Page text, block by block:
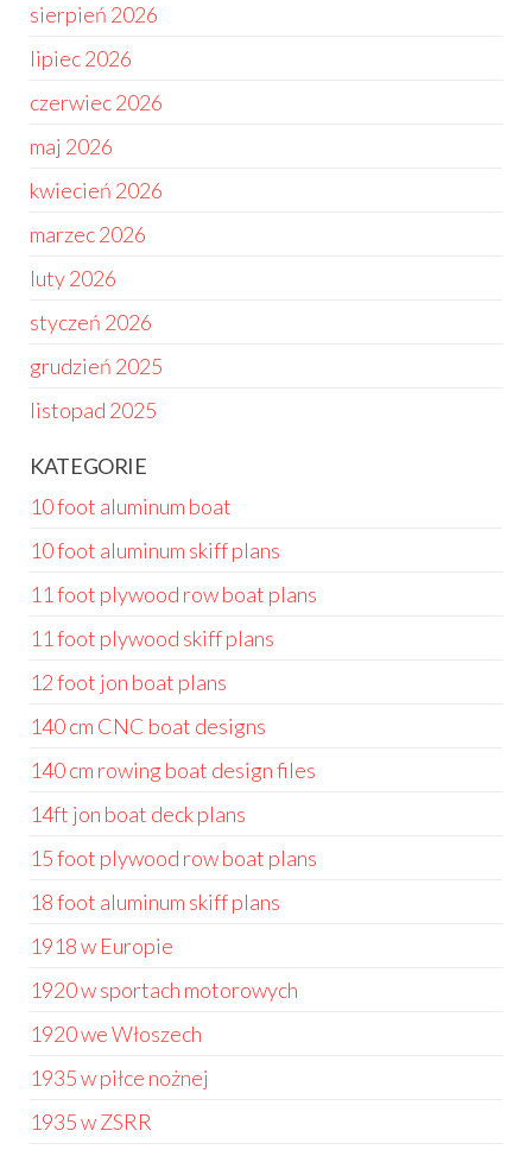
sierpień 2026
lipiec 2026
czerwiec 2026
maj 2026
kwiecień 2026
marzec 2026
luty 2026
styczeń 2026
grudzień 2025
listopad 2025
KATEGORIE
10 foot aluminum boat
10 foot aluminum skiff plans
11 foot plywood row boat plans
11 foot plywood skiff plans
12 foot jon boat plans
140 cm CNC boat designs
140 cm rowing boat design files
14ft jon boat deck plans
15 foot plywood row boat plans
18 foot aluminum skiff plans
1918 w Europie
1920 w sportach motorowych
1920 we Włoszech
1935 w piłce nożnej
1935 w ZSRR